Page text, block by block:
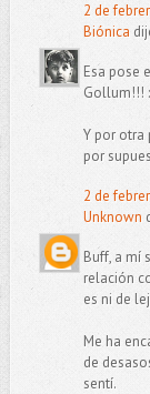
2 de
Biónica
Esa pose
Gollum!!!
Y por otra
por
2 de
Unknown
Buff, a mí
relación
es ni de
Me ha
de
sentí.